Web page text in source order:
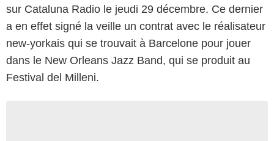
sur Cataluna Radio le jeudi 29 décembre. Ce dernier
a en effet signé la veille un contrat avec le réalisateur
new-yorkais qui se trouvait à Barcelone pour jouer
dans le New Orleans Jazz Band, qui se produit au
Festival del Milleni.